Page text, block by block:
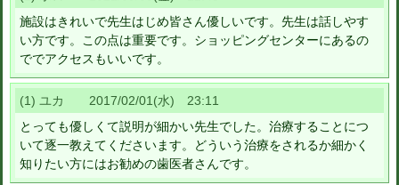
施設はきれいで先生はじめ皆さん優しいです。先生は話しやす
い方です。この点は重要です。ショッピングセンターにあるの
ででアクセスもいいです。
(1) ユカ 2017/02/01(水) 23:11
とっても優しくて説明が細かい先生でした。治療することにつ
いて逐一教えてくださいます。どういう治療をされるか細かく
知りたい方にはお勧めの歯医者さんです。